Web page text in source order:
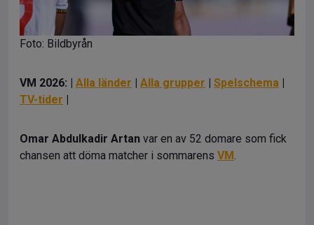
Foto: Bildbyrån
VM 2026: | Alla länder | Alla grupper | Spelschema |
TV-tider |
Omar Abdulkadir Artan var en av 52 domare som fick
chansen att döma matcher i sommarens VM.